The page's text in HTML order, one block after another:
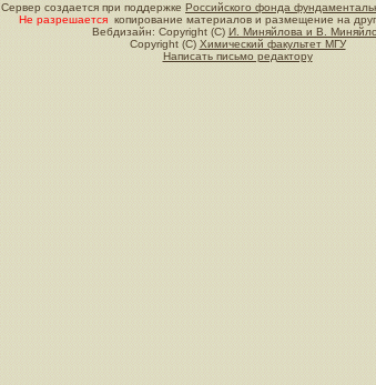
Сервер создается при поддержке Российского фонда
Не разрешается копирование материалов и размещение на
Вебдизайн: Copyright (C) И. Миняйлова и В.
Copyright (C) Химический факультет МГУ
Написать письмо редактору